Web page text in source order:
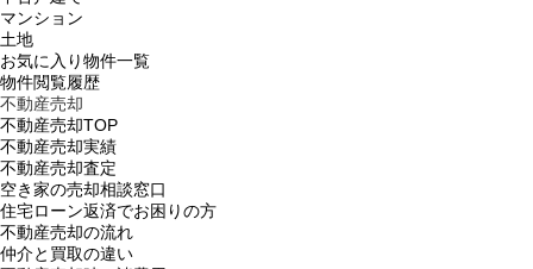
マンション
土地
お気に入り物件一覧
物件閲覧履歴
不動産売却
不動産売却TOP
不動産売却実績
不動産売却査定
空き家の売却相談窓口
住宅ローン返済でお困りの方
不動産売却の流れ
仲介と買取の違い